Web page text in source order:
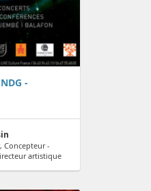
-
Concepteur -
artistique